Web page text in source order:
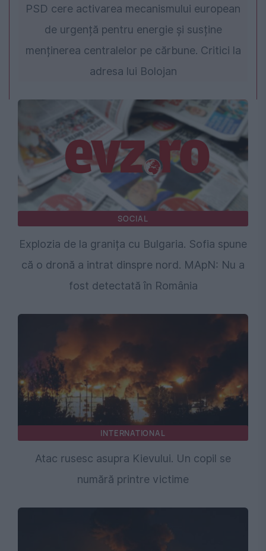
PSD cere activarea mecanismului european
de urgență pentru energie și susține
menținerea centralelor pe cărbune. Critici la
adresa lui Bolojan
SOCIAL
Explozia de la granița cu Bulgaria. Sofia spune
că o dronă a intrat dinspre nord. MApN: Nu a
fost detectată în România
INTERNATIONAL
Atac rusesc asupra Kievului. Un copil se
numără printre victime